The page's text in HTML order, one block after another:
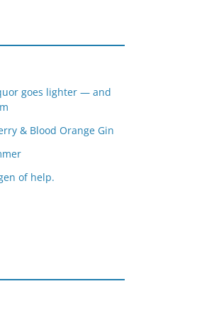
goes lighter — and
& Blood Orange Gin
of help.